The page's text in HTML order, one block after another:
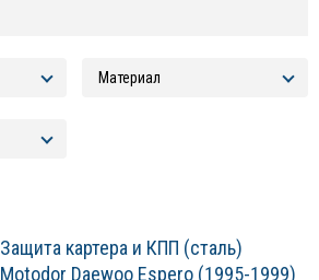
Защита картера и КПП (сталь)
Motodor Daewoo Espero (1995-1999)